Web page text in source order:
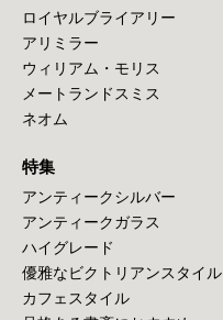
ロイヤルブライアリー
アリミラー
ウィリアム・モリス
メートランドスミス
ネオム
特集
アンティークシルバー
アンティークガラス
ハイグレード
優雅なビクトリアンスタイル
カフェスタイル